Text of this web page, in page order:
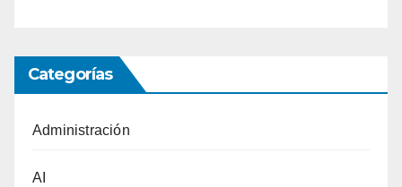
Categorías
Administración
AI